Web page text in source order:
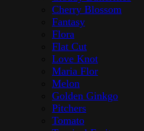
Cherry Blossom
Fantasy
Flora
Flat Cut
Love Knot
Maria Flor
Melon
Golden Ginkgo
Pitchers
Tomato